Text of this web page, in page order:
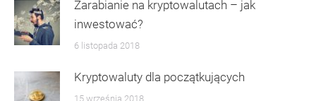
Zarabianie na kryptowalutach – jak
inwestować?
6 listopada 2018
Kryptowaluty dla początkujących
15 września 2018